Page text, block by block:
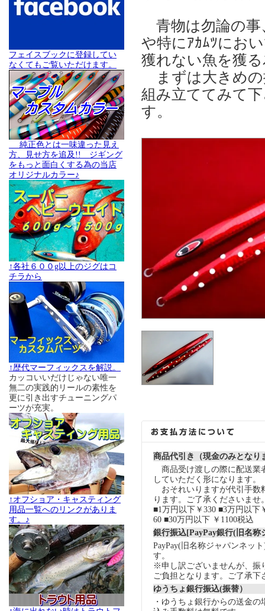
フェイスブックに登録してい
なくてもご覧いただけます。
純正色とは一味違った見え
方、見せ方を追及!! ジギング
をもっと面白くする為の当店
オリジナルカラー♪
↑各社６００g以上のジグはコ
チラから
↑歴代マーフィックスを解説。
カッコいいだけじゃない唯一
無二の実践的リールの素性を
更に引き出すチューニングパ
ーツが充実。
↑オフショア・キャスティング
用品一覧へのリンクがありま
す。♪
青物は勿論の事
や特にｱｶﾑﾂにお
獲れない魚を獲
まずは大きめの
組み立ててみて
す。
商品代引き（現金のみとなり
商品受け渡しの際に配送業
していただく形になります。
おそれいりますが代引手数
ります。ご了承くださいませ
■1万円以下￥330 ■3万円以下
60 ■30万円以下 ￥1100税込
銀行振込[PayPay銀行(旧名称
PayPay(旧名称ジャパンネッ
す。
※申し訳ございませんが、振
ご負担となります。ご了承下
ゆうちょ銀行振込(振替）
・ゆうちょ銀行からの送金